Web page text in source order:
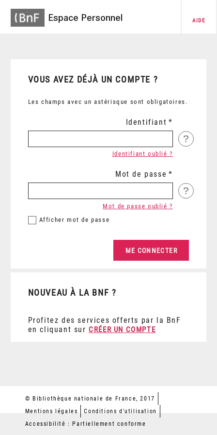
Espace Personnel AIDE
VOUS AVEZ DÉJÀ UN COMPTE ?
Les champs avec un astérisque sont obligatoires.
Identifiant
?
Identifiant oublié ?
Mot de passe
?
Afficher mot de passe
Mot de passe oublié ?
NOUVEAU À LA BNF ?
Profitez des services offerts par la BnF
en cliquant sur CRÉER UN COMPTE
© Bibliothèque nationale de France, 2017
Mentions légales
Conditions d'utilisation
Accessibilité : Partiellement conforme